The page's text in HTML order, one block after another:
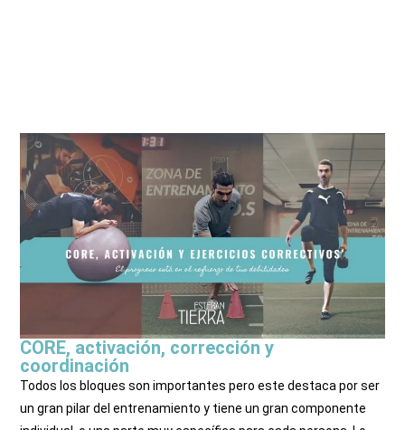
CORE, activación, corrección y
coordinación
Todos los bloques son importantes pero este destaca por ser
un gran pilar del entrenamiento y tiene un gran componente